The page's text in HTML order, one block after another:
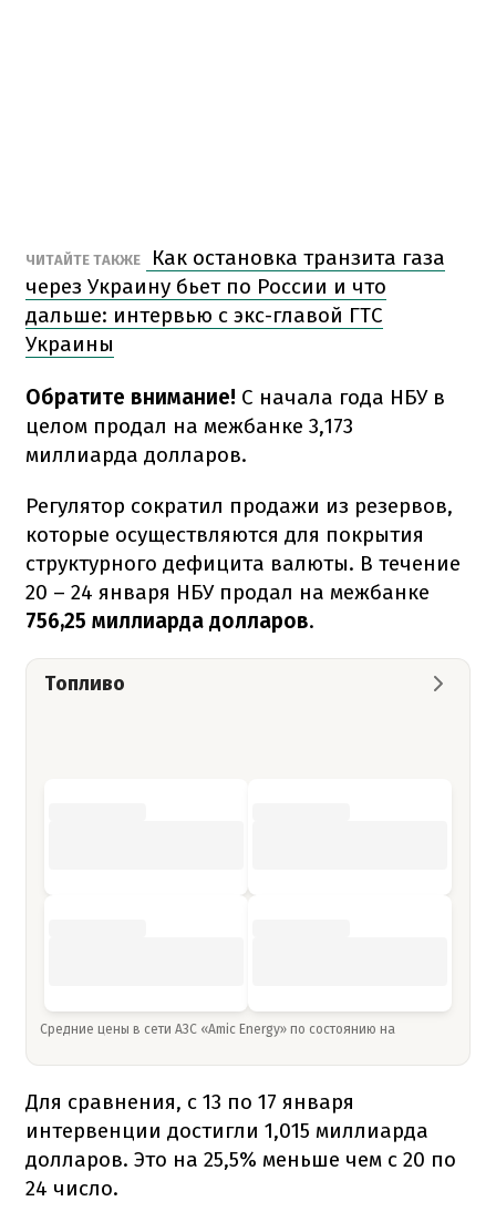
ЧИТАЙТЕ ТАКЖЕ
Как остановка транзита газа
через Украину бьет по России и что
дальше: интервью с экс-главой ГТС
Украины
Обратите внимание! С начала года НБУ в
целом продал на межбанке 3,173
миллиарда долларов.
Регулятор сократил продажи из резервов,
которые осуществляются для покрытия
структурного дефицита валюты. В течение
20 – 24 января НБУ продал на межбанке
756,25 миллиарда долларов.
Топливо
Средние цены в сети АЗС «Amic Energy» по состоянию на
Для сравнения, с 13 по 17 января
интервенции достигли 1,015 миллиарда
долларов. Это на 25,5% меньше чем с 20 по
24 число.